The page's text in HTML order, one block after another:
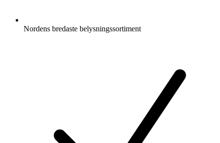
Nordens bredaste belysningssortiment